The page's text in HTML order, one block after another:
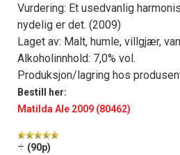
Vurdering: Et usedvanlig
nydelig er det. (2009)
Laget av: Malt, humle, villgjær,
Alkoholinnhold: 7,0% vol.
Produksjon/lagring hos
Bestill her:
Matilda Ale 2009 (80462)
÷ (90p)